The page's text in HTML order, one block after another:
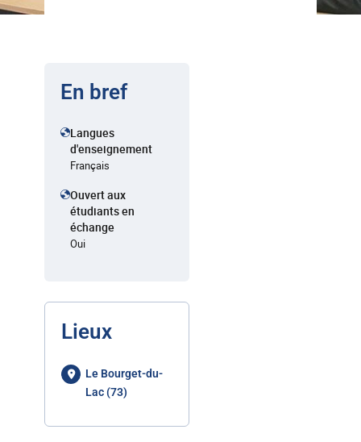
En bref
Langues
d'enseignement
Français
Ouvert aux
étudiants en
échange
Oui
Lieux
Le Bourget-du-
Lac (73)